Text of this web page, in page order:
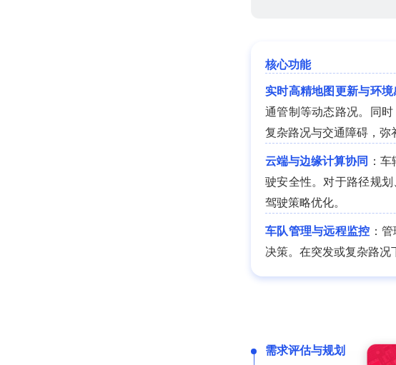
核心功能
实时高精地图更新与环境
通管制等动态路况。同
复杂路况与交通障碍，弥
云端与边缘计算协同
：
驶安全性。对于路径规
驾驶策略优化。
车队管理与远程监控 ：
决策。在突发或复杂路况
需求评估与规划